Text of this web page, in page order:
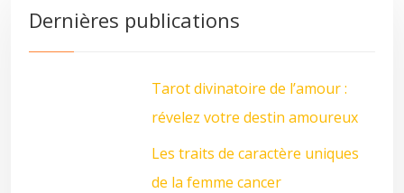
Dernières publications
Tarot divinatoire de l’amour :
révelez votre destin amoureux
Les traits de caractère uniques
de la femme cancer